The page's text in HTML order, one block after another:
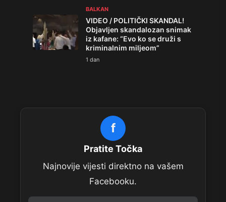
BALKAN
VIDEO / POLITIČKI SKANDAL!
Objavljen skandalozan snimak
iz kafane: “Evo ko se druži s
kriminalnim miljeom”
1 dan
f
Pratite Točka
Najnovije vijesti direktno na vašem
Facebooku.